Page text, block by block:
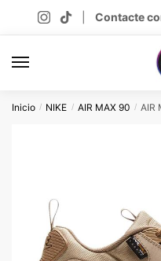
Contacte
Inicio / NIKE / AIR MAX 90 / AIR